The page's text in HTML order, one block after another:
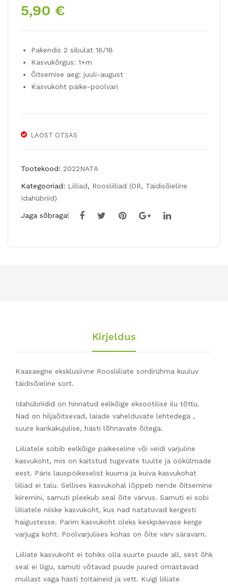
5,90 €
Pakendis 2 sibulat 16/18
Kasvukõrgus: 1+m
Õitsemise aeg: juuli-august
Kasvukoht päike-poolvari
LAOST OTSAS
Tootekood: 2022NATA
Kategooriad: Liiliad, Roosliiliad (OR, Täidisõieline
Idahübriid)
Jaga sõbraga!
Kirjeldus
Kaasaegne eksklusiivne Roosliiliate sordirühma kuuluv
täidisõieline sort.
Idahübriidid on hinnatud eelkõige eksootilise ilu tõttu.
Nad on hiljaõitsevad, laiade vahelduvate lehtedega ,
suure karikakujulise, hästi lõhnavate õitega.
Liiliatele sobib eelkõige päikeseline või veidi varjuline
kasvukoht, mis on kaitstud tugevate tuulte ja öökülmade
eest. Päris lauspöikeselist kuuma ja kuiva kasvukohat
liiliad ei talu. Sellises kasvukohal lõppeb nende õitsemine
kiiremini, samuti pleekub seal õite värvus. Samuti ei sobi
liiliatele niiske kasvukoht, kus nad natatuvad kergesti
haigustesse. Parim kasvukoht oleks keskpäevase kerge
varjuga koht. Poolvarjulises kohas on õite värv säravam.
Liiliate kasvukoht ei tohiks olla suurte puude all, sest õhk
seal ei liigu, samuti võtavad puude juured omastavad
mullast väga hästi toitaineid ja vett. Kuigi liiliate